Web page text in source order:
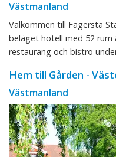
Västmanland
Välkommen till Fagersta
beläget hotell med 52
restaurang och bistro
Hem till Gården -
Västmanland